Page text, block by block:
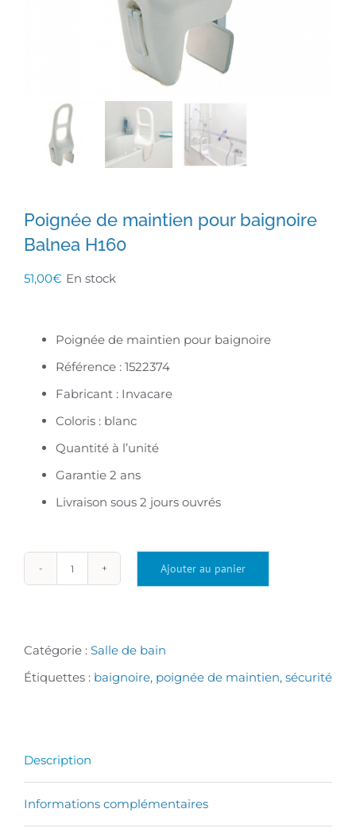
Poignée de maintien pour baignoire
Balnea H160
51,00€ En stock
Poignée de maintien pour baignoire
Référence : 1522374
Fabricant : Invacare
Coloris : blanc
Quantité à l’unité
Garantie 2 ans
Livraison sous 2 jours ouvrés
quantité
maintien
H160
Ajouter au panier
Catégorie : Salle de bain
Étiquettes : baignoire, poignée de maintien, sécurité
Description
Informations complémentaires